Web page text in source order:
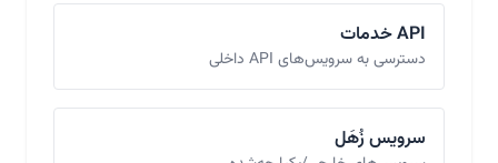
API خدمات
دسترسی به سرویس‌های API داخلی
سرویس زُهَل